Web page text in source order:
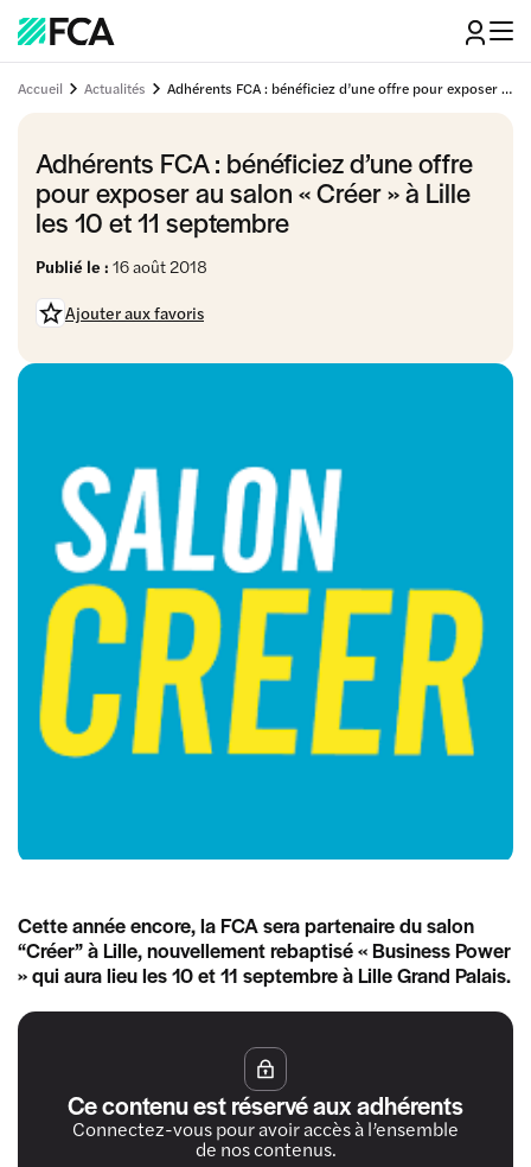
Accueil Actualités Adhérents FCA : bénéficiez d’une offre pour exposer au salon « Créer » à Lille les 10 et 11 septembre
Adhérents FCA : bénéficiez d’une offre
pour exposer au salon « Créer » à Lille
les 10 et 11 septembre
Publié le : 16 août 2018
Ajouter aux favoris
Cette année encore, la FCA sera partenaire du salon
“Créer” à Lille, nouvellement rebaptisé « Business Power
» qui aura lieu les 10 et 11 septembre à Lille Grand Palais.
Ce contenu est réservé aux adhérents
Connectez-vous pour avoir accès à l’ensemble
de nos contenus.